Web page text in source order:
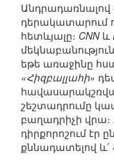
դերակատարում
հետևյալը։ CNNև
եթե առաջինը
«Հիզբալլահի»
շեշտադրումը
բաղադրիչի վրա։
դիրքորոշում էր
քննադատելով և՛